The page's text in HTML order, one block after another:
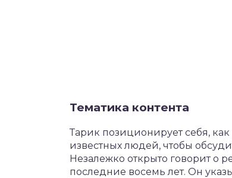
Тематика контента
Тарик позиционирует себя,
известных людей, чтобы
Незалежко открыто говорит о
последние восемь лет. Он